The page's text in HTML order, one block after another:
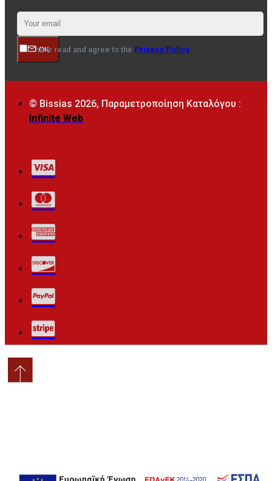
OK
I have read and agree to the Privacy Policy
© Bissias 2026, Παραμετροποίηση Καταλόγου :
Infinite Web